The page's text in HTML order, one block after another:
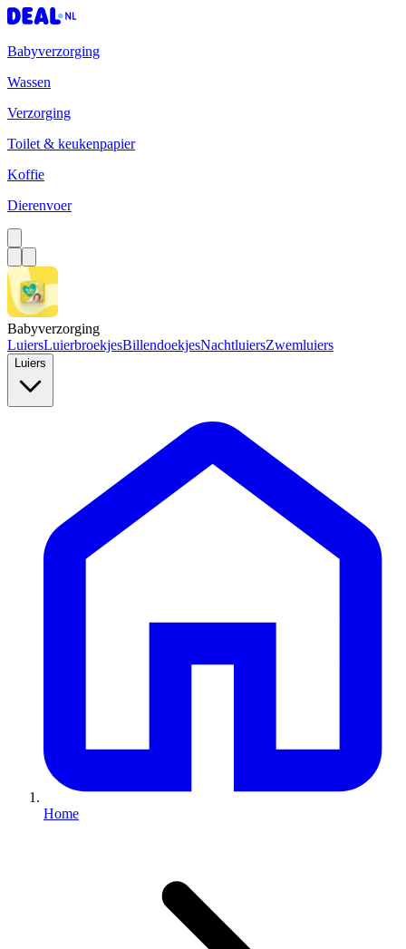
Babyverzorging
Wassen
Verzorging
Toilet & keukenpapier
Koffie
Dierenvoer
Babyverzorging
LuiersLuierbroekjesBillendoekjesNachtluiersZwemluiers
Luiers
Home